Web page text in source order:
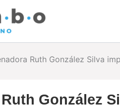
Ruth González Silva
González